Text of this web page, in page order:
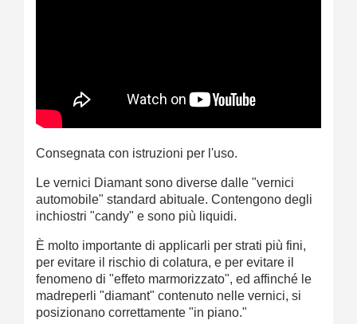
Consegnata con istruzioni per l'uso.
Le vernici Diamant sono diverse dalle "vernici
automobile" standard abituale. Contengono degli
inchiostri "candy" e sono più liquidi.
È molto importante di applicarli per strati più fini,
per evitare il rischio di colatura, e per evitare il
fenomeno di "effeto marmorizzato", ed affinché le
madreperli "diamant" contenuto nelle vernici, si
posizionano correttamente "in piano."